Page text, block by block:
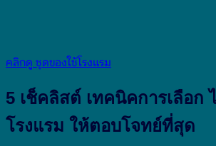
คลิกดู ชุดของใช้โรงแรม
5 เช็คลิสต์ เทคนิคการเลือก
โรงแรม ให้ตอบโจทย์ที่สุด